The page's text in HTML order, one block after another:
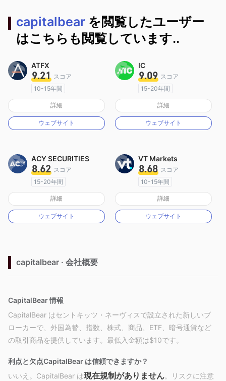
capitalbear を閲覧したユーザー
はこちらも閲覧しています..
ATFX
9.21 スコア
10-15年間
オーストラリア規制
マーケットメイキングライセンス（MM）
MT4フルライセンス
詳細
ウェブサイト
IC
9.09 スコア
15-20年間
オーストラリア規制
マーケットメイキングライセンス（MM）
MT4フルライセンス
詳細
ウェブサイト
ACY SECURITIES
8.62 スコア
15-20年間
オーストラリア規制
マーケットメイキングライセンス（MM）
MT4フルライセンス
詳細
ウェブサイト
VT Markets
8.68 スコア
10-15年間
オーストラリア規制
マーケットメイキングライセンス（MM）
MT4フルライセンス
詳細
ウェブサイト
capitalbear · 会社概要
CapitalBear 情報
CapitalBear はセントキッツ・ネーヴィスで設立された新しいブ
ローカーで、外国為替、指数、株式、商品、ETF、暗号通貨など
の取引商品を提供しています。最低入金額は$10です。
利点と欠点CapitalBear は信頼できますか？
いいえ。CapitalBear は現在規制がありません。リスクに注意